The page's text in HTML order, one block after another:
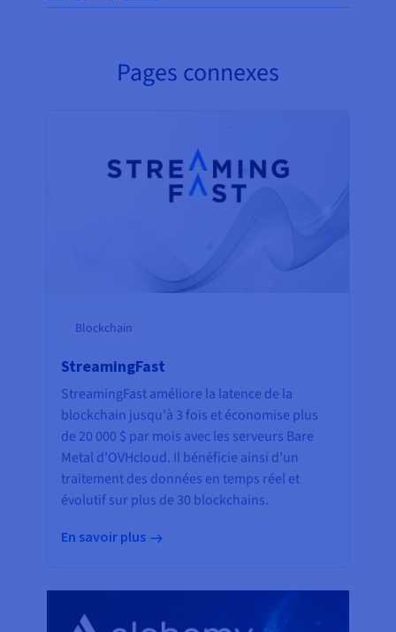
Share on Facebook
Share on Twitter
Share on Linkedin
Pages connexes
Blockchain
StreamingFast
StreamingFast améliore la latence de la
blockchain jusqu'à 3 fois et économise plus
de 20 000 $ par mois avec les serveurs Bare
Metal d’OVHcloud. Il bénéficie ainsi d’un
traitement des données en temps réel et
évolutif sur plus de 30 blockchains.
En savoir plus